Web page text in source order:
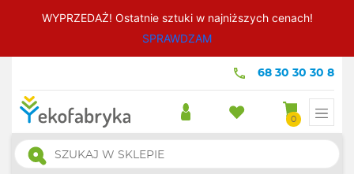
WYPRZEDAŻ! Ostatnie sztuki w najniższych cenach!
SPRAWDZAM
68 30 30 30 8
0
Wyszukiwarka
produktów